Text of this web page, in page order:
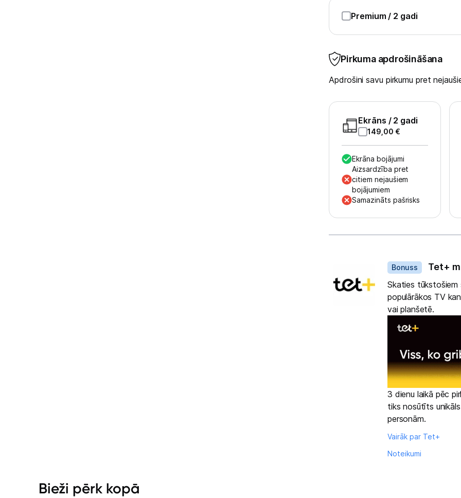
Piegāde un apmaksa
Pirkuma apdrošināšana
Apdrošini savu pirkumu pret
Ekrāns / 2 gadi
149,00 €
Ekrāna bojājumi
Aizsardzība pret
citiem nejaušiem
bojājumiem
Samazināts pašrisks
Premium / 2 gadi
Bonuss Tet+
Skaties tūkstošiem
populārākos TV
vai planšetē.
3 dienu laikā pēc
tiks nosūtīts
personām.
Vairāk par Tet+
Noteikumi
Bieži pērk kopā